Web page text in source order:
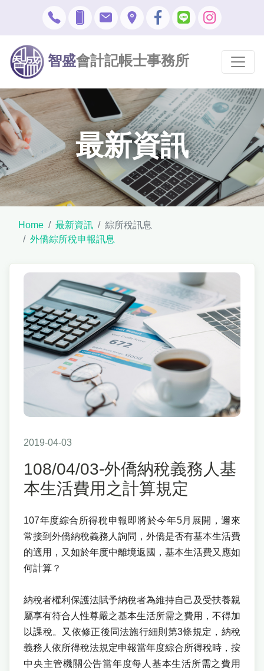
智盛會計記帳士事務所
最新資訊
Home 最新資訊
綜所稅訊息
外僑綜所稅申報訊息
2019-04-03
108/04/03-外僑納稅義務人基
本生活費用之計算規定
107年度綜合所得稅申報即將於今年5月展開，邇來
常接到外僑納稅義務人詢問，外僑是否有基本生活費
的適用，又如於年度中離境返國，基本生活費又應如
何計算？
納稅者權利保護法賦予納稅者為維持自己及受扶養親
屬享有符合人性尊嚴之基本生活所需之費用，不得加
以課稅。又依修正後同法施行細則第3條規定，納稅
義務人依所得稅法規定申報當年度綜合所得稅時，按
中央主管機關公告當年度每人基本生活所需之費用